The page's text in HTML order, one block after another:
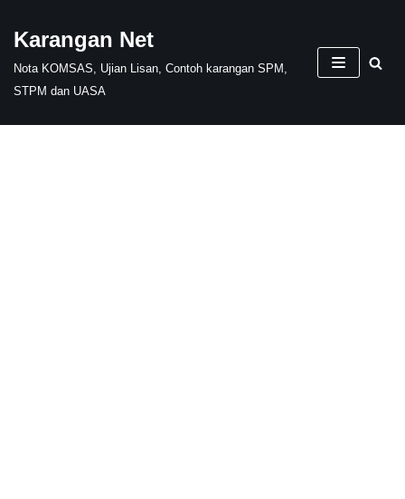
Skip
to
content
Karangan Net
Nota KOMSAS, Ujian Lisan, Contoh karangan SPM,
STPM dan UASA